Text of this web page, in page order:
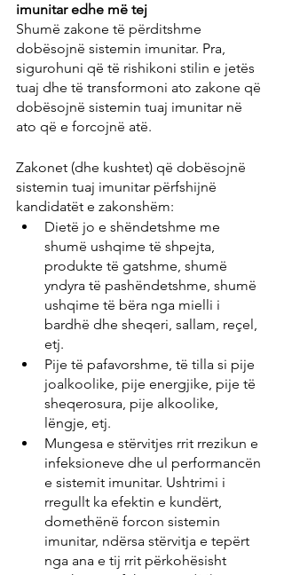
imunitar edhe më tej
Shumë zakone të përditshme
dobësojnë sistemin imunitar. Pra,
sigurohuni që të rishikoni stilin e jetës
tuaj dhe të transformoni ato zakone që
dobësojnë sistemin tuaj imunitar në
ato që e forcojnë atë.
Zakonet (dhe kushtet) që dobësojnë
sistemin tuaj imunitar përfshijnë
kandidatët e zakonshëm:
Dietë jo e shëndetshme me
shumë ushqime të shpejta,
produkte të gatshme, shumë
yndyra të pashëndetshme, shumë
ushqime të bëra nga mielli i
bardhë dhe sheqeri, sallam, reçel,
etj.
Pije të pafavorshme, të tilla si pije
joalkoolike, pije energjike, pije të
sheqerosura, pije alkoolike,
lëngje, etj.
Mungesa e stërvitjes rrit rrezikun e
infeksioneve dhe ul performancën
e sistemit imunitar. Ushtrimi i
rregullt ka efektin e kundërt,
domethënë forcon sistemin
imunitar, ndërsa stërvitja e tepërt
nga ana e tij rrit përkohësisht